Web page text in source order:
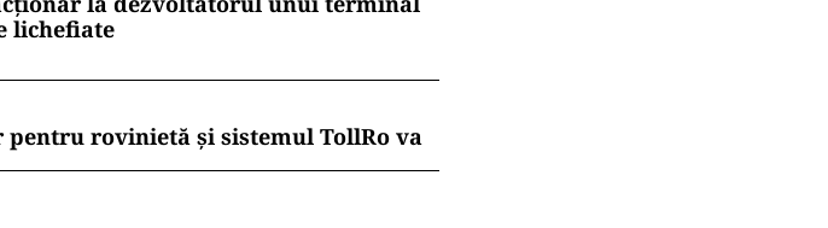
Urmărește Puterea.ro și pe